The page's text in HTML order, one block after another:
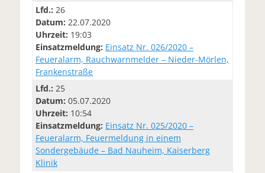
Lfd.: 26
Datum: 22.07.2020
Uhrzeit: 19:03
Einsatzmeldung: Einsatz Nr. 026/2020 –
Feueralarm, Rauchwarnmelder – Nieder-Mörlen,
Frankenstraße
Lfd.: 25
Datum: 05.07.2020
Uhrzeit: 10:54
Einsatzmeldung: Einsatz Nr. 025/2020 –
Feueralarm, Feuermeldung in einem
Sondergebäude – Bad Nauheim, Kaiserberg
Klinik